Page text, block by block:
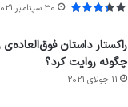
30 سپتامبر 2021
راکستار داستان
چگونه روایت کرد؟
11 جولای 2021